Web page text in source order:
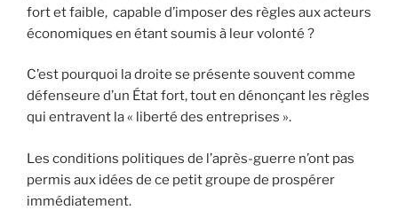
fort et faible, capable d’imposer des règles aux acteurs
économiques en étant soumis à leur volonté ?
C’est pourquoi la droite se présente souvent comme
défenseure d’un État fort, tout en dénonçant les règles
qui entravent la « liberté des entreprises ».
Les conditions politiques de l’après-guerre n’ont pas
permis aux idées de ce petit groupe de prospérer
immédiatement.